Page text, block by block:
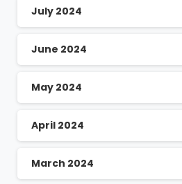
July 2024
June 2024
May 2024
April 2024
March 2024